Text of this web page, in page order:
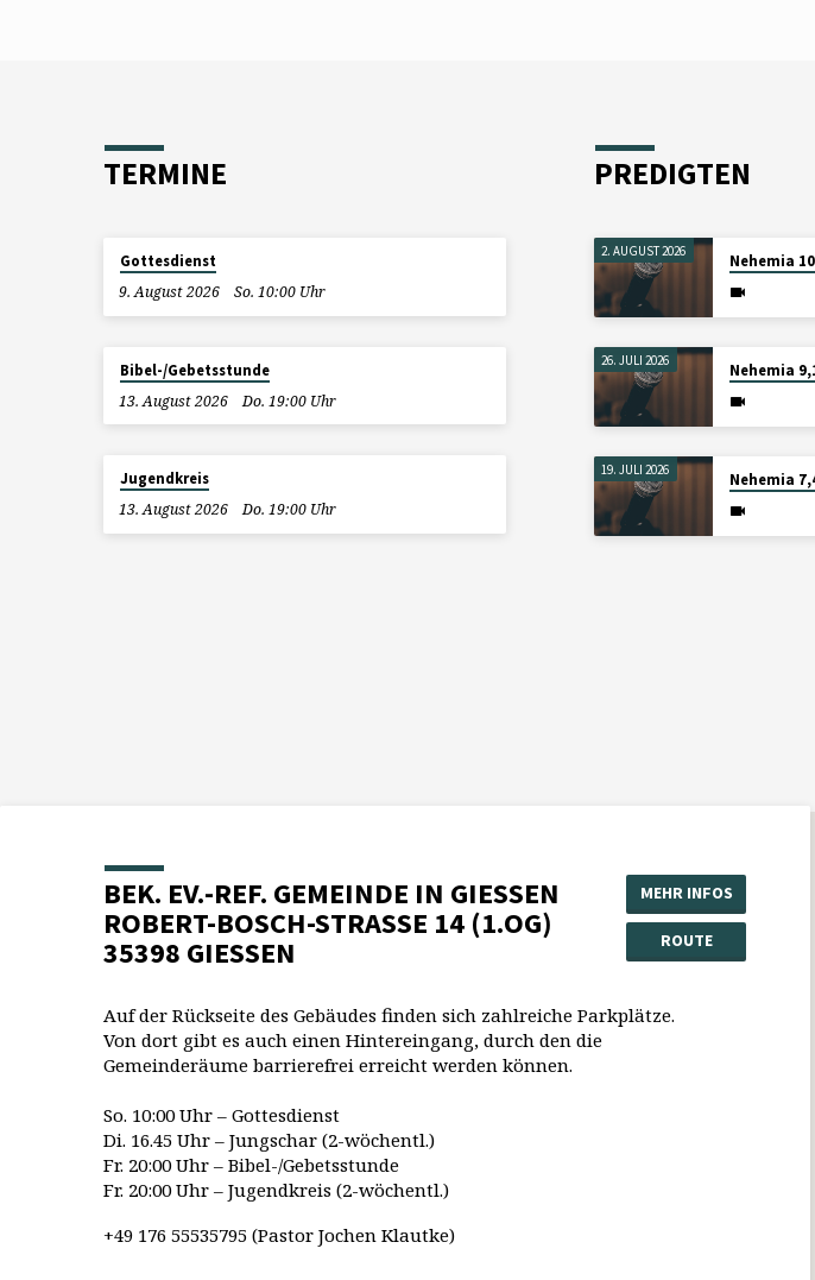
TERMINE
Gottesdienst
9. August 2026
So. 10:00 Uhr
Bibel-/Gebetsstunde
13. August 2026
Do. 19:00 Uhr
Jugendkreis
13. August 2026
Do. 19:00 Uhr
PREDIGTEN
2. AUGUST 2026
Nehemia
26. JULI 2026
Nehemia
19. JULI 2026
Nehemia
BEK. EV.-REF. GEMEINDE IN GIESSEN
ROBERT-BOSCH-STRASSE 14 (1.OG)
35398 GIESSEN
MEHR INFOS
ROUTE
Auf der Rückseite des Gebäudes finden sich zahlreiche Parkplätze.
Von dort gibt es auch einen Hintereingang, durch den die
Gemeinderäume barrierefrei erreicht werden können.
So. 10:00 Uhr – Gottesdienst
Di. 16.45 Uhr – Jungschar (2-wöchentl.)
Fr. 20:00 Uhr – Bibel-/Gebetsstunde
Fr. 20:00 Uhr – Jugendkreis (2-wöchentl.)
+49 176 55535795 (Pastor Jochen Klautke)